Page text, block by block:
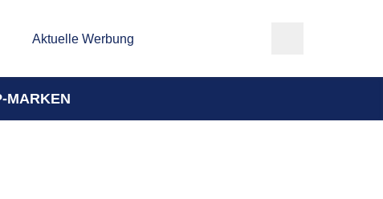
Aktuelle Werbung
MARKEN